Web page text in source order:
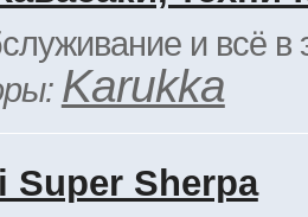
и всё в
Karukka
Super Sherpa